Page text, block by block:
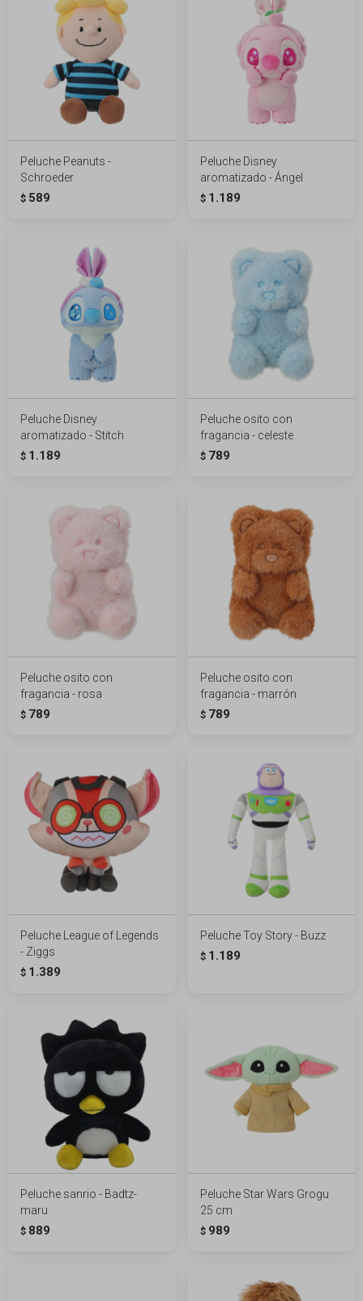
Peluche Peanuts -
Schroeder
$ 589
Peluche Disney
aromatizado - Ángel
$ 1.189
Peluche Disney
aromatizado - Stitch
$ 1.189
Peluche osito con
fragancia - celeste
$ 789
Peluche osito con
fragancia - rosa
$ 789
Peluche osito con
fragancia - marrón
$ 789
Peluche League of Legends
- Ziggs
$ 1.389
Peluche Toy Story - Buzz
$ 1.189
Peluche sanrio - Badtz-
maru
$ 889
Peluche Star Wars Grogu
25 cm
$ 989